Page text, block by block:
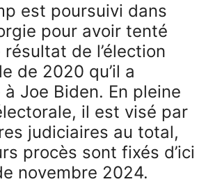
est poursuivi dans
pour avoir tenté
résultat de l’élection
de 2020 qu’il a
Joe Biden. En pleine
il est visé par
judiciaires au total,
procès sont fixés d’ici
novembre 2024.